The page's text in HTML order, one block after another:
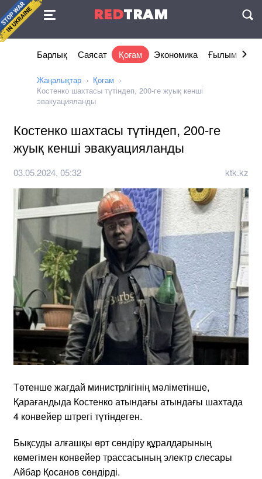
REDTRAM
Келісімі
Барлық Саясат Қоғам Экономика Ғылым және
Жаңалықтар
Қоғам
Костенко шахтасы түтіндеп, 200-ге жуық кенші
эвакуацияланды
Костенко шахтасы түтіндеп, 200-ге
жуық кенші эвакуацияланды
03.05.2024, 05:32 ktk.kz
Төтенше жағдай министрлігінің мәліметінше,
Қарағандыда Костенко атындағы атындағы шахтада
4 конвейер штрегі түтіндеген.
Бықсуды алғашқы өрт сөндіру құралдарының
көмегімен конвейер трассасының электр слесары
Айбар Қосанов сөндірді.